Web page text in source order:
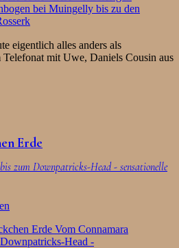
eigentlich alles anders als
Telefonat mit Uwe, Daniels Cousin aus
Erde
zum Downpatricks-Head - sensationelle